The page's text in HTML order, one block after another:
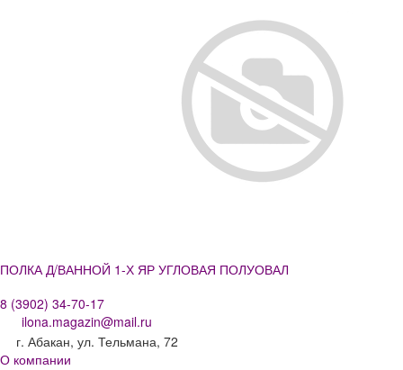
ПОЛКА Д/ВАННОЙ 1-Х ЯР УГЛОВАЯ ПОЛУОВАЛ
8 (3902) 34-70-17
ilona.magazin@mail.ru
г. Абакан, ул. Тельмана, 72
О компании